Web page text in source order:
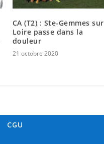
CA (T2) : Ste-Gemmes sur
Loire passe dans la
douleur
21 octobre 2020
CGU